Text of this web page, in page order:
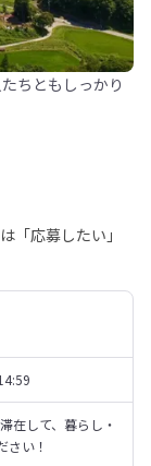
ちともしっかり
「応募したい」
在して、暮らし・
さい！